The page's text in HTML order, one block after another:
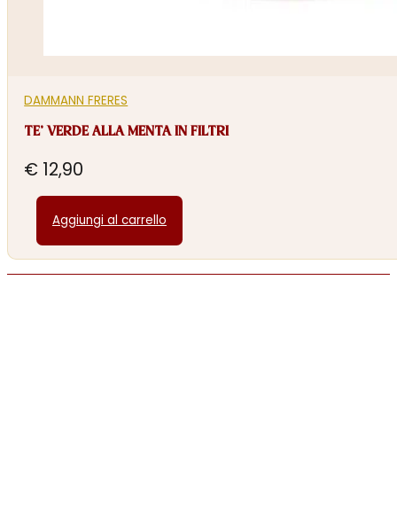
DAMMANN FRERES
TE’ VERDE ALLA MENTA IN FILTRI
€ 12,90
Aggiungi al carrello